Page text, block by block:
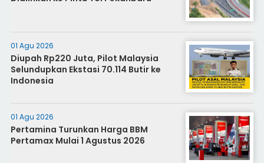
01 Agu 2026
Diupah Rp220 Juta, Pilot Malaysia
Selundupkan Ekstasi 70.114 Butir ke
Indonesia
01 Agu 2026
Pertamina Turunkan Harga BBM
Pertamax Mulai 1 Agustus 2026